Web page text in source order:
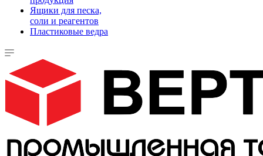
Ящики для песка,
соли и реагентов
Пластиковые ведра